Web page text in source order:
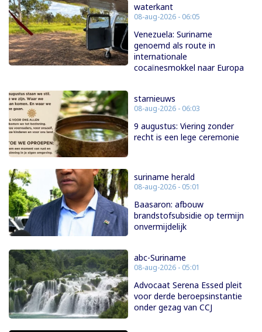
waterkant
08-aug-2026 - 06:05
Venezuela: Suriname
genoemd als route in
internationale
cocaïnesmokkel naar Europa
starnieuws
08-aug-2026 - 06:03
9 augustus: Viering zonder
recht is een lege ceremonie
suriname herald
08-aug-2026 - 05:01
Baasaron: afbouw
brandstofsubsidie op termijn
onvermijdelijk
abc-Suriname
08-aug-2026 - 05:01
Advocaat Serena Essed pleit
voor derde beroepsinstantie
onder gezag van CCJ